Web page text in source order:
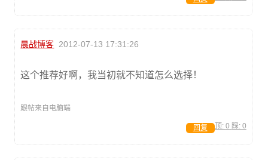
晨战博客 2012-07-13 17:31:26
这个推荐好啊，我当初就不知道怎么选择！
跟帖来自电脑端
顶: 0 踩: 0
回复